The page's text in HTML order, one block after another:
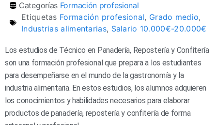
Categorías Formación profesional
Etiquetas Formación profesional, Grado medio,
Industrias alimentarias, Salario 10.000€-20.000€
Los estudios de Técnico en Panadería, Repostería y Confitería
son una formación profesional que prepara a los estudiantes
para desempeñarse en el mundo de la gastronomía y la
industria alimentaria. En estos estudios, los alumnos adquieren
los conocimientos y habilidades necesarios para elaborar
productos de panadería, repostería y confitería de forma